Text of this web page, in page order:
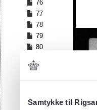
Samtykke til
76
77
78
79
80
82
83
85